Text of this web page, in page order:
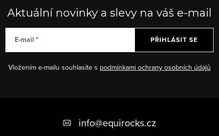
Aktuální novinky a slevy na váš e-mail
E-mail
Vložením e-mailu souhlasíte s podmínkami ochrany osobních údajů
PŘIHLÁSIT SE
info@equirocks.cz